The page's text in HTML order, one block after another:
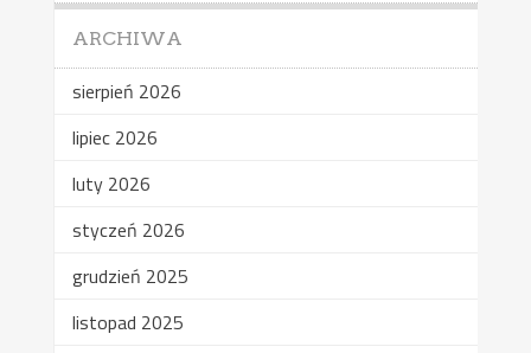
ARCHIWA
sierpień 2026
lipiec 2026
luty 2026
styczeń 2026
grudzień 2025
listopad 2025